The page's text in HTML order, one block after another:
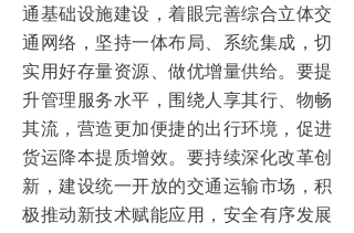
通基础设施建设，着眼完善综合立体交
通网络，坚持一体布局、系统集成，切
实用好存量资源、做优增量供给。要提
升管理服务水平，围绕人享其行、物畅
其流，营造更加便捷的出行环境，促进
货运降本提质增效。要持续深化改革创
新，建设统一开放的交通运输市场，积
极推动新技术赋能应用，安全有序发展